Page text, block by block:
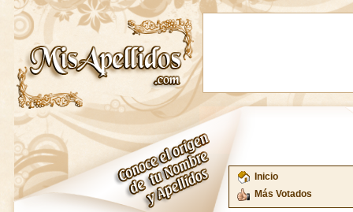
Inicio
Más Votados